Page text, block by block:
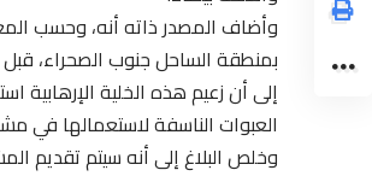
وأضاف المصدر ذاته أنه، وحسب
بمنطقة الساحل جنوب الصحراء،
إلى أن زعيم هذه الخلية
العبوات الناسفة لاستعمالها في
وخلص البلاغ إلى أنه سيتم تقديم